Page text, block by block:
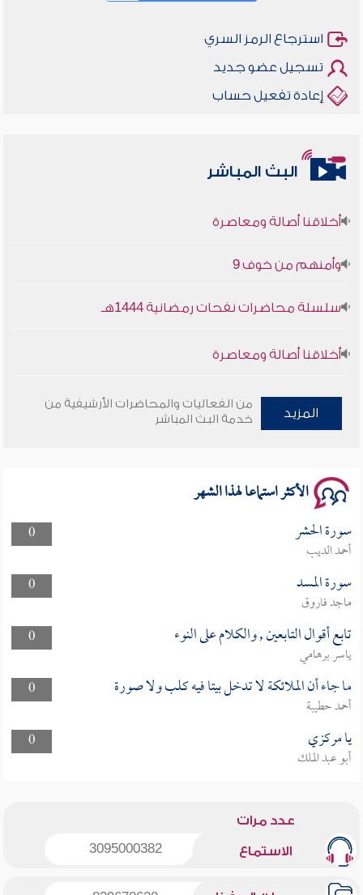
استرجاع الرمز السري
تسجيل عضو جديد
إعادة تفعيل حساب
البث المباشر
سلسلة محاضرات نفحات رمضانية 1444هـ
المزيد
من الفعاليات والمحاضرات الأرشيفية من
خدمة البث المباشر
الأكثر استماعا لهذا الشهر
0 سورة الحشر
أحمد الديب
0
سورة المسد
ماجد فاروق
0
تابع أقوال التابعين , والكلام على النوء
ياسر برهامي
0
ما جاء أن الملائكة لا تدخل بيتا فيه كلب ولا صورة
أحمد حطيبة
0
يا مركزي
أبو عبد الملك
عدد مرات
الاستماع 3095000382